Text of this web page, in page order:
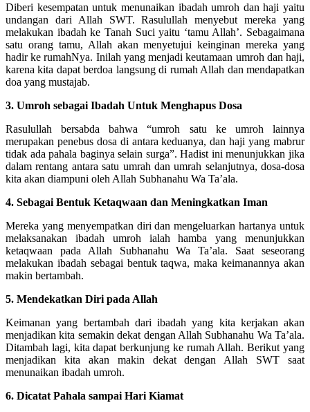
Diberi kesempatan untuk menunaikan ibadah umroh dan haji yaitu
undangan dari Allah SWT. Rasulullah menyebut mereka yang
melakukan ibadah ke Tanah Suci yaitu ‘tamu Allah’. Sebagaimana
satu orang tamu, Allah akan menyetujui keinginan mereka yang
hadir ke rumahNya. Inilah yang menjadi keutamaan umroh dan haji,
karena kita dapat berdoa langsung di rumah Allah dan mendapatkan
doa yang mustajab.
3. Umroh sebagai Ibadah Untuk Menghapus Dosa
Rasulullah bersabda bahwa “umroh satu ke umroh lainnya
merupakan penebus dosa di antara keduanya, dan haji yang mabrur
tidak ada pahala baginya selain surga”. Hadist ini menunjukkan jika
dalam rentang antara satu umrah dan umrah selanjutnya, dosa-dosa
kita akan diampuni oleh Allah Subhanahu Wa Ta’ala.
4. Sebagai Bentuk Ketaqwaan dan Meningkatkan Iman
Mereka yang menyempatkan diri dan mengeluarkan hartanya untuk
melaksanakan ibadah umroh ialah hamba yang menunjukkan
ketaqwaan pada Allah Subhanahu Wa Ta’ala. Saat seseorang
melakukan ibadah sebagai bentuk taqwa, maka keimanannya akan
makin bertambah.
5. Mendekatkan Diri pada Allah
Keimanan yang bertambah dari ibadah yang kita kerjakan akan
menjadikan kita semakin dekat dengan Allah Subhanahu Wa Ta’ala.
Ditambah lagi, kita dapat berkunjung ke rumah Allah. Berikut yang
menjadikan kita akan makin dekat dengan Allah SWT saat
menunaikan ibadah umroh.
6. Dicatat Pahala sampai Hari Kiamat